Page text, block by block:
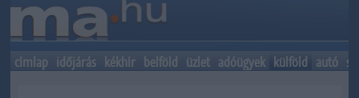
címlap időjárás kékhír belföld üzlet adóügyek külföld autó